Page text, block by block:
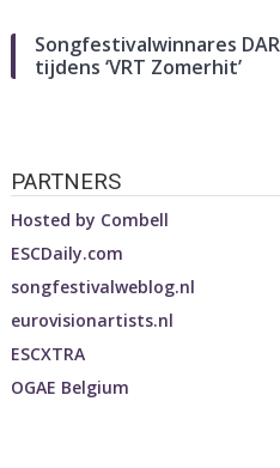
Songfestivalwinnares
tijdens ‘VRT Zomerhit’
PARTNERS
Hosted by Combell
ESCDaily.com
songfestivalweblog.nl
eurovisionartists.nl
ESCXTRA
OGAE Belgium